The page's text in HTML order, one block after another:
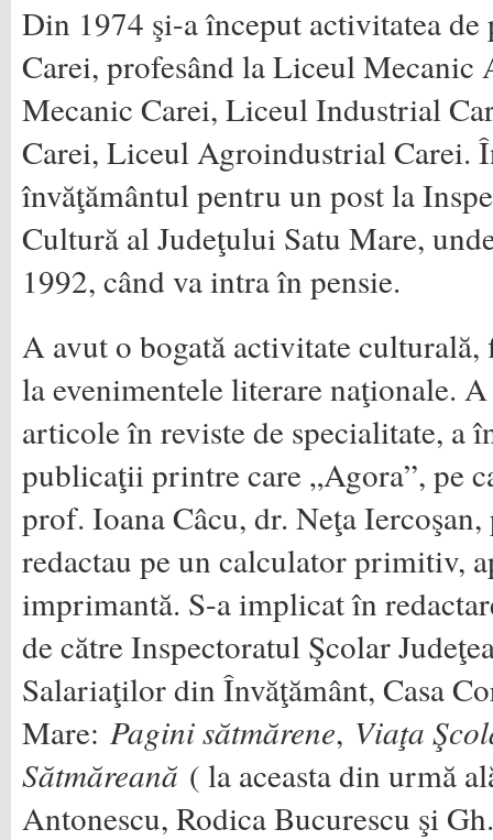
Din 1974 şi-a început activitatea
Carei, profesând la Liceul
Mecanic Carei, Liceul Industrial
Carei, Liceul Agroindustrial Carei.
învăţământul pentru un post la
Cultură al Judeţului Satu Mare,
1992, când va intra în pensie.
A avut o bogată activitate
la evenimentele literare naţionale.
articole în reviste de specialitate, a
publicaţii printre care „Agora”, pe
prof. Ioana Câcu, dr. Neţa
redactau pe un calculator primitiv,
imprimantă. S-a implicat în
de către Inspectoratul Şcolar
Salariaţilor din Învăţământ, Casa
Mare: Pagini sătmărene, Viaţa
Sătmăreană ( la aceasta din urmă
Antonescu, Rodica Bucurescu şi